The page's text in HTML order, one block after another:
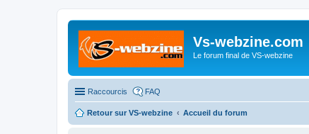
Vs-webzine.com
Le forum final de VS-webzine
Raccourcis FAQ
Retour sur VS-webzine Accueil du forum